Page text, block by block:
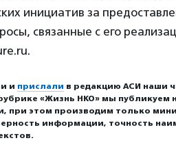
инициатив за
связанные с его
и прислали в редакцию АСИ наши
«Жизнь НКО» мы публикуем
при этом производим только
информации, точность